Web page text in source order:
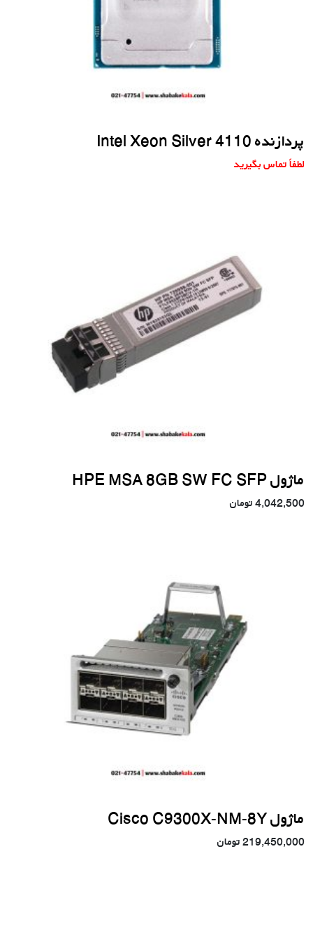
پردازنده Intel Xeon Silver 4110
لطفاً تماس بگیرید
ماژول HPE MSA 8GB SW FC SFP
4,042,500تومان
ماژول Cisco C9300X-NM-8Y
219,450,000تومان